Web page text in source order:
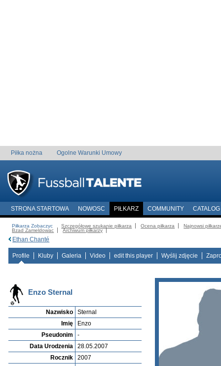
Piłka nożna Ogolne Warunki Umowy
STRONA STARTOWA NOWOSC PIŁKARZ COMMUNITY CATALOG
Piłkarza Zobaczyc Szczegółowe szukanie piłkarza Ocena piłkarza
Najnowsi
Bzad Zameldowac
Archiwum piłkarzy
Ethan Chanté
Profile Kluby Galeria Video edit this player Wyślij zdjęcie
Enzo Sternal
Nazwisko
Sternal
Imię
Enzo
Pseudonim
-
Data Urodzenia
28.05.2007
Rocznik
2007